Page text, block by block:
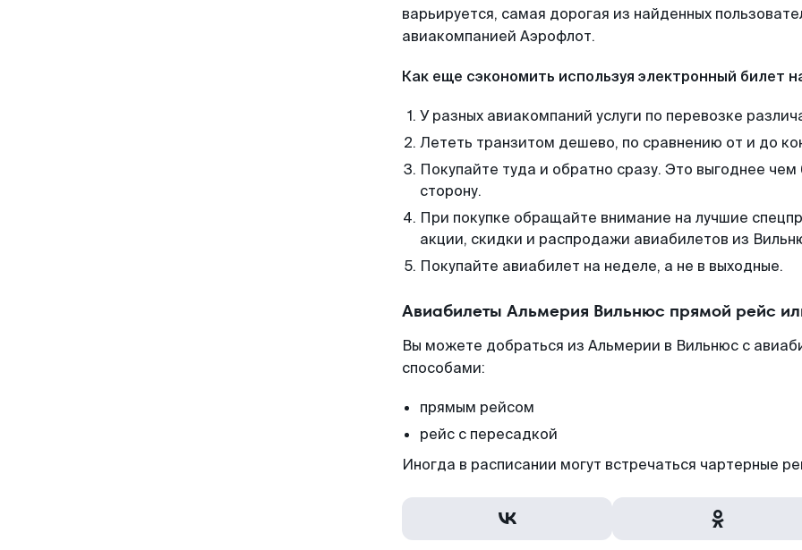
варьируется, самая дорогая из найденных
авиакомпанией Аэрофлот.
Как еще сэкономить используя электронный билет
У разных авиакомпаний услуги по перевозке
Лететь транзитом дешево, по сравнению от и до
Покупайте туда и обратно сразу. Это выгоднее
сторону.
При покупке обращайте внимание на лучшие
акции, скидки и распродажи авиабилетов из
Покупайте авиабилет на неделе, а не в выходные.
Авиабилеты Альмерия Вильнюс прямой рейс
Вы можете добраться из Альмерии в Вильнюс с
способами:
прямым рейсом
рейс с пересадкой
Иногда в расписании могут встречаться чартерные